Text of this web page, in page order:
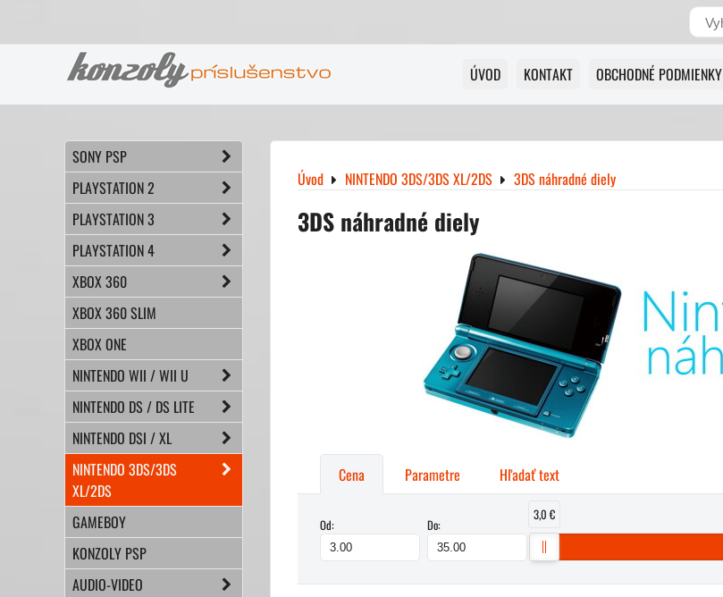
ÚVOD KONTAKT OBCHODNÉ PODMIENKY
Úvod NINTENDO 3DS/3DS XL/2DS 3DS náhradné diely
3DS náhradné diely
Cena Parametre Hľadať text
Od: Do:
3,0 €
SONY PSP
PLAYSTATION 2
PLAYSTATION 3
PLAYSTATION 4
XBOX 360
XBOX 360 SLIM
XBOX ONE
NINTENDO WII / WII U
NINTENDO DS / DS LITE
NINTENDO DSI / XL
NINTENDO 3DS/3DS
XL/2DS
GAMEBOY
KONZOLY PSP
AUDIO-VIDEO